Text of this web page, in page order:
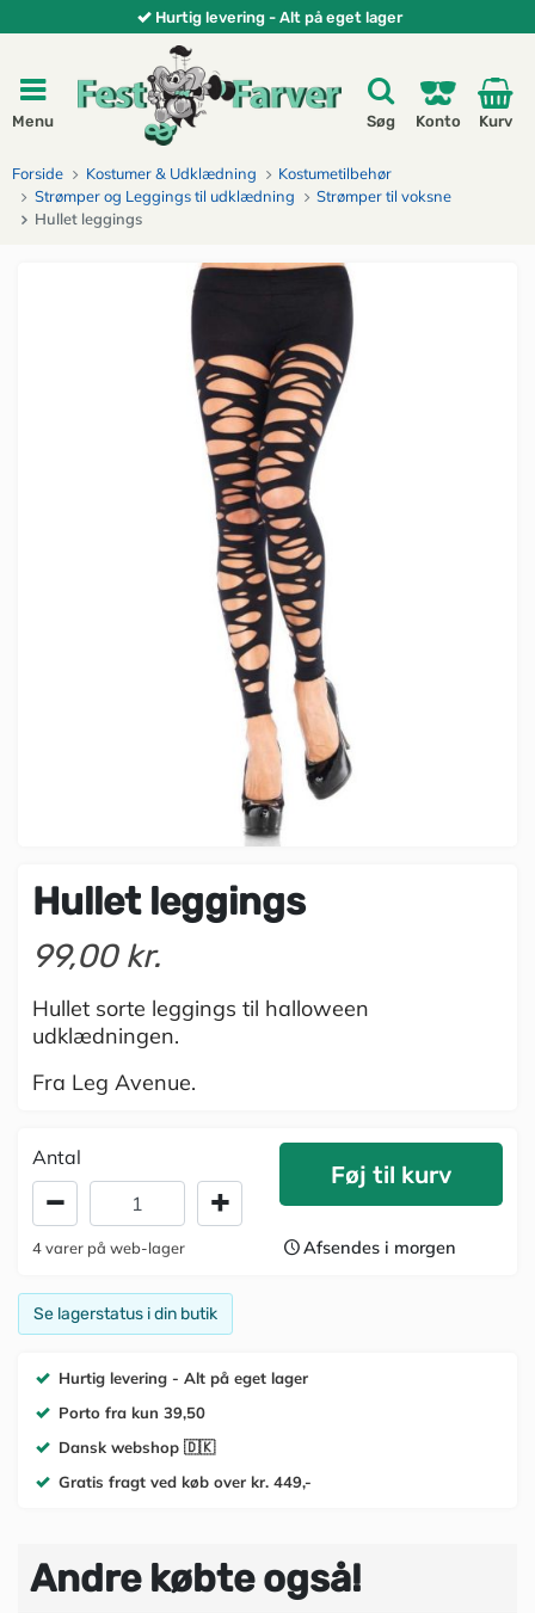
Hurtig levering - Alt på eget lager
Menu Søg Konto Kurv
Forside Kostumer & Udklædning
Kostumetilbehør
Strømper og Leggings til udklædning
Strømper til voksne
Hullet leggings
Hullet leggings
99,00 kr.
Hullet sorte leggings til halloween
udklædningen.
Fra Leg Avenue.
Antal
Føj til kurv
4varer på web-lager Afsendes i morgen
Se lagerstatus i din butik
Hurtig levering - Alt på eget lager
Porto fra kun 39,50
Dansk webshop 🇩🇰
Gratis fragt ved køb over kr. 449,-
Andre købte også!